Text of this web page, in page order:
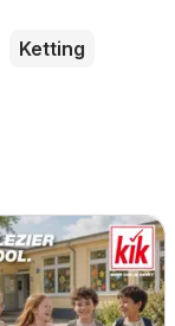
Ketting